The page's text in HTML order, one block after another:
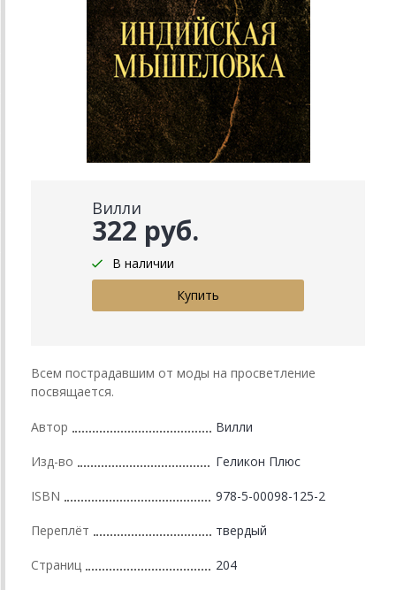
Вилли
322 руб.
В наличии
Всем пострадавшим от моды на просветление
посвящается.
Автор Вилли
Изд-во Геликон Плюс
ISBN 978-5-00098-125-2
Переплёт твердый
Страниц 204